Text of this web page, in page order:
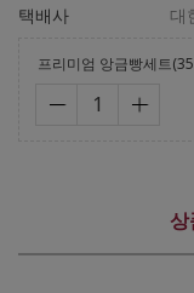
택배사
대
프리미엄 앙금빵세트